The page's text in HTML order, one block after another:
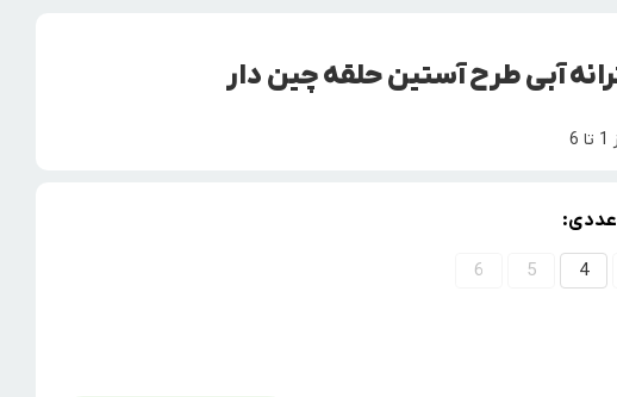
آبی طرح آستین حلقه چین دار
عددی:
4
5
6